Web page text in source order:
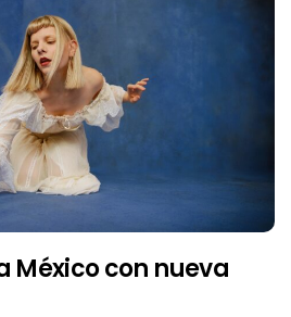
México con nueva